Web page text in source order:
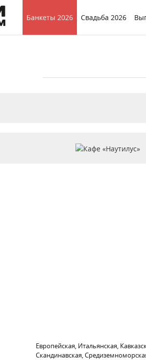
Банкеты 2026 Свадьба 2026
Европейская, Итальянская,
Скандинавская,